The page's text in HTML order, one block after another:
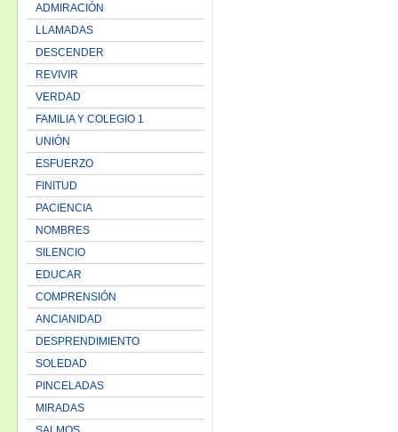
ADMIRACIÓN
LLAMADAS
DESCENDER
REVIVIR
VERDAD
FAMILIA Y COLEGIO 1
UNIÓN
ESFUERZO
FINITUD
PACIENCIA
NOMBRES
SILENCIO
EDUCAR
COMPRENSIÓN
ANCIANIDAD
DESPRENDIMIENTO
SOLEDAD
PINCELADAS
MIRADAS